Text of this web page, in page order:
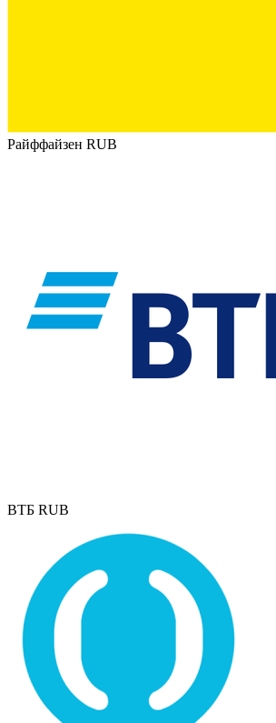
Райффайзен RUB
ВТБ RUB